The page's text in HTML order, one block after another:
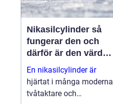
Nikasilcylinder så
fungerar den och
därför är den värd
att rädda
En nikasilcylinder är
hjärtat i många moderna
tvåtaktare och